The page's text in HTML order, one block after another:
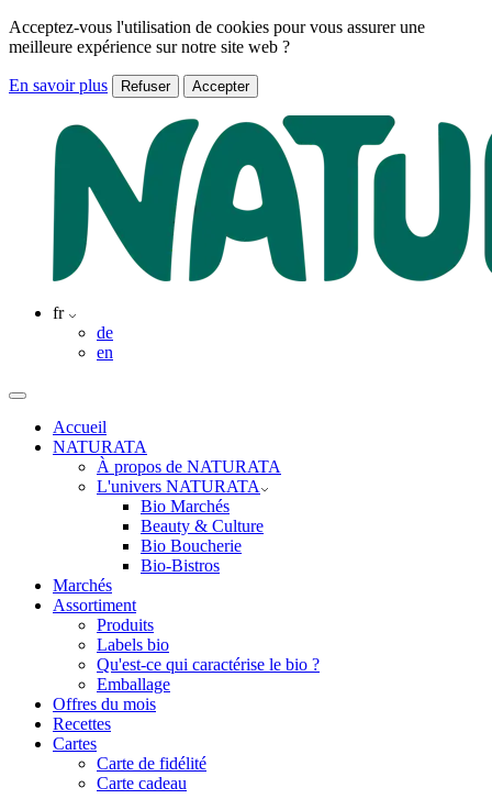
Acceptez-vous l'utilisation de cookies pour vous assurer une
meilleure expérience sur notre site web ?
En savoir plus Refuser Accepter
fr
de
en
Accueil
NATURATA
À propos de NATURATA
L'univers NATURATA
Bio Marchés
Beauty & Culture
Bio Boucherie
Bio-Bistros
Marchés
Assortiment
Produits
Labels bio
Qu'est-ce qui caractérise le bio ?
Emballage
Offres du mois
Recettes
Cartes
Carte de fidélité
Carte cadeau